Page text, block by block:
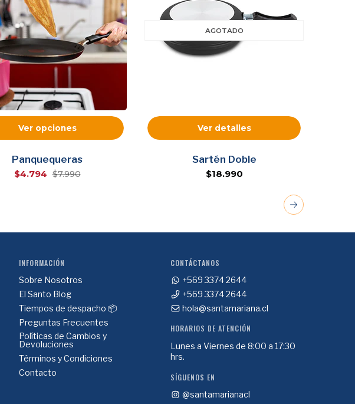
Ver opciones
Panquequeras
$4.794 $7.990
Ver detalles
AGOTADO
Sartén Doble
$18.990
INFORMACIÓN
Sobre Nosotros
El Santo Blog
Tiempos de despacho 📦
Preguntas Frecuentes
Políticas de Cambios y
Devoluciones
Términos y Condiciones
Contacto
CONTÁCTANOS
+569 3374 2644
+569 3374 2644
hola@santamariana.cl
HORARIOS DE ATENCIÓN
Lunes a Viernes de 8:00 a 17:30
hrs.
SÍGUENOS EN
@santamarianacl